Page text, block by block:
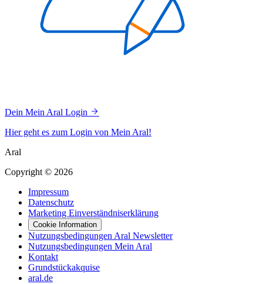
Dein Mein Aral Login
Hier geht es zum Login von Mein Aral!
Aral
Copyright © 2026
Impressum
Datenschutz
Marketing Einverständniserklärung
Cookie Information
Nutzungsbedingungen Aral Newsletter
Nutzungsbedingungen Mein Aral
Kontakt
Grundstückakquise
aral.de